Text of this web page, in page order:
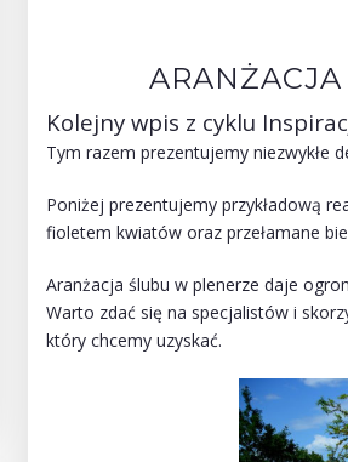
Kolejny wpis z cyklu
Tym razem prezentujemy niezwykłe
Poniżej prezentujemy przykładową
fioletem kwiatów oraz przełamane
Aranżacja ślubu w plenerze daje
Warto zdać się na specjalistów i
który chcemy uzyskać.